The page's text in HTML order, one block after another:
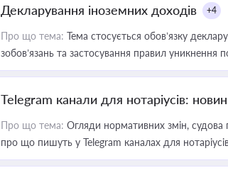
Декларування іноземних доходів +4
Про що тема: Тема стосується обов’язку
зобов’язань та застосування правил уникнення
Telegram канали для нотаріусів:
Про що тема: Огляди нормативних змін, судова
про що пишуть у Telegram каналах для